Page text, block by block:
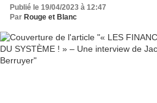
Publié le 19/04/2023 à 12:47
Par Rouge et Blanc